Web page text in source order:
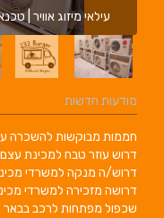
עילאי מיזוג אוויר |
מודעות חדשות
חממות מבוקשות להשכרה
דרוש עוזר טבח למכינת עצם
דרוש/ה מנקה למשרדי
דרושה מזכירה למשרדי
שכפול מפתחות לרכב בבאר